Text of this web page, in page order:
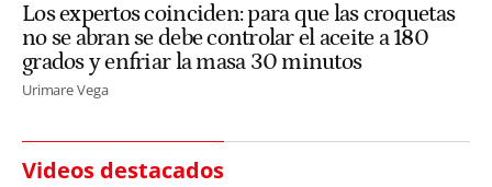
Los expertos coinciden: para que las croquetas
no se abran se debe controlar el aceite a 180
grados y enfriar la masa 30 minutos
Urimare Vega
Videos destacados